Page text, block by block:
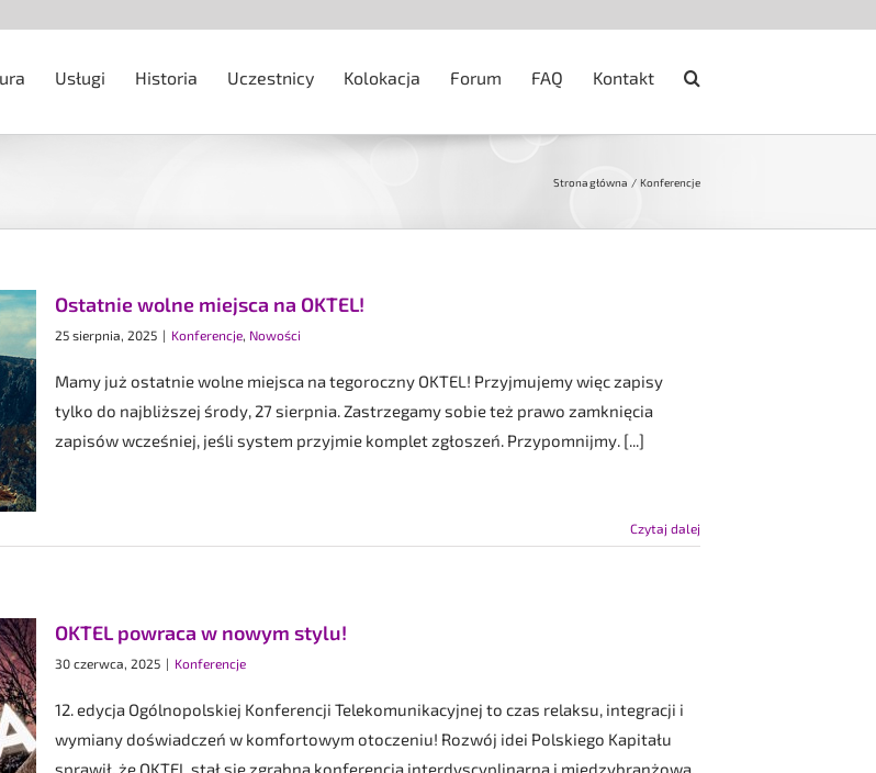
Usługi Historia Uczestnicy Kolokacja Forum FAQ Kontakt
Strona główna Konferencje
Ostatnie wolne miejsca na OKTEL!
25 sierpnia, 2025 | Konferencje, Nowości
Mamy już ostatnie wolne miejsca na tegoroczny OKTEL! Przyjmujemy więc zapisy
tylko do najbliższej środy, 27 sierpnia. Zastrzegamy sobie też prawo zamknięcia
zapisów wcześniej, jeśli system przyjmie komplet zgłoszeń. Przypomnijmy. [...]
Czytaj dalej
OKTEL powraca w nowym stylu!
30 czerwca, 2025 | Konferencje
12. edycja Ogólnopolskiej Konferencji Telekomunikacyjnej to czas relaksu, integracji i
wymiany doświadczeń w komfortowym otoczeniu! Rozwój idei Polskiego Kapitału
sprawił, że OKTEL stał się zgrabną konferencją interdyscyplinarną i międzybranżową.